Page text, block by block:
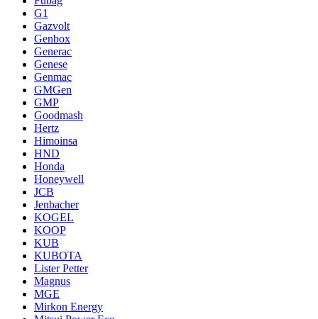
G1
Gazvolt
Genbox
Generac
Genese
Genmac
GMGen
GMP
Goodmash
Hertz
Himoinsa
HND
Honda
Honeywell
JCB
Jenbacher
KOGEL
KOOP
KUB
KUBOTA
Lister Petter
Magnus
MGE
Mirkon Energy